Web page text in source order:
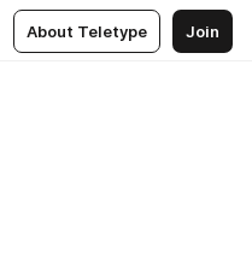
About Teletype Join